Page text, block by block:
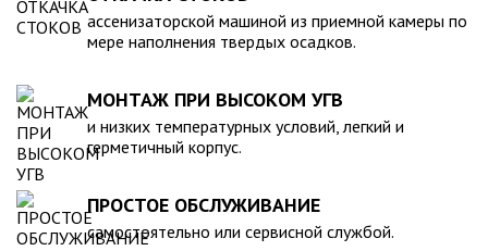
компанией, произведена в полном соответствии с
действующими стандартами и полностью безопасна в
экологическом отношении.
ассенизаторской машиной из приемной камеры по
мере наполнения твердых осадков.
МОНТАЖ ПРИ ВЫСОКОМ УГВ
и низких температурных условий, легкий и
герметичный корпус.
ПРОСТОЕ ОБСЛУЖИВАНИЕ
самостоятельно или сервисной службой.